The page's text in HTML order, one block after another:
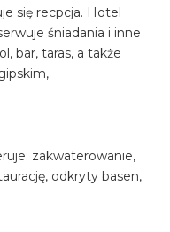
się recpcja. Hotel
śniadania i inne
bar, taras, a także
zakwaterowanie,
odkryty basen,